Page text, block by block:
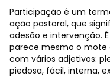
Participação é um
ação pastoral, que
adesão e intervenção.
parece mesmo o mote
com vários adjetivos:
piedosa, fácil, interna,